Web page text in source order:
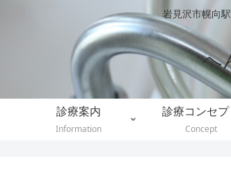
岩見沢市幌向
へ
診療案内
Information
診療コンセプ
Concept